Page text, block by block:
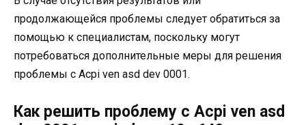
продолжающейся проблемы следует обратиться за
помощью к специалистам, поскольку могут
потребоваться дополнительные меры для решения
проблемы с Acpi ven asd dev 0001.
Как решить проблему с Acpi ven asd